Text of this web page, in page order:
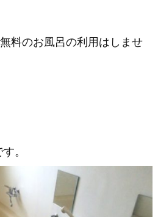
料のお風呂の利用はしませ
。